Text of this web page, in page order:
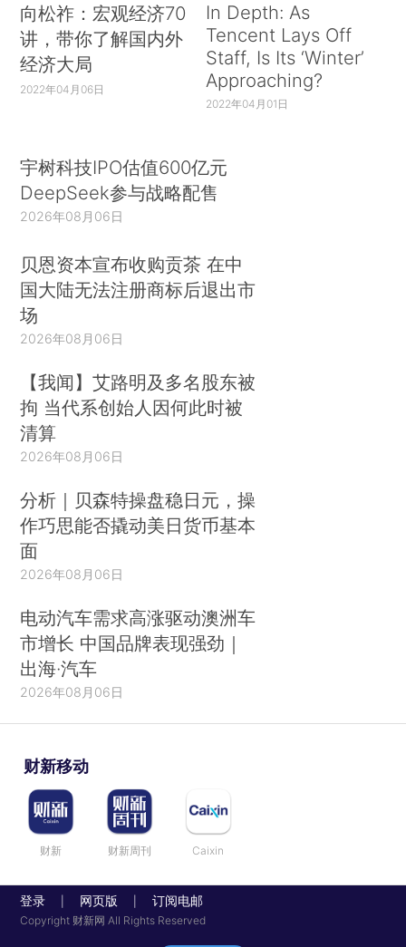
向松祚：宏观经济70
讲，带你了解国内外
经济大局
2022年04月06日
In Depth: As
Tencent Lays Off
Staff, Is Its ‘Winter’
Approaching?
2022年04月01日
宇树科技IPO估值600亿元
DeepSeek参与战略配售
2026年08月06日
贝恩资本宣布收购贡茶 在中
国大陆无法注册商标后退出市
场
2026年08月06日
【我闻】艾路明及多名股东被
拘 当代系创始人因何此时被
清算
2026年08月06日
分析｜贝森特操盘稳日元，操
作巧思能否撬动美日货币基本
面
2026年08月06日
电动汽车需求高涨驱动澳洲车
市增长 中国品牌表现强劲｜
出海·汽车
2026年08月06日
财新移动
财新 财新周刊 Caixin
登录 网页版 订阅电邮
Copyright 财新网 All Rights Reserved